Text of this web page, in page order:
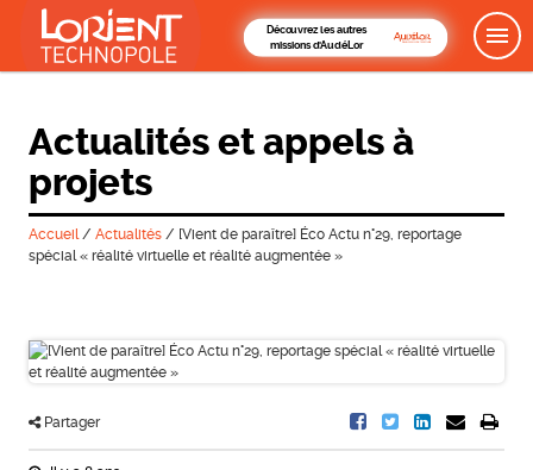
Découvrez les autres
missions d'AudéLor
Actualités et appels à
projets
Accueil/ Actualités/ [Vient de paraître] Éco Actu n°29, reportage
spécial « réalité virtuelle et réalité augmentée »
Partager